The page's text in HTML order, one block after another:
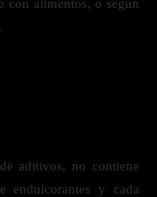
con alimentos, o según
aditivos, no contiene
endulcorantes y cada